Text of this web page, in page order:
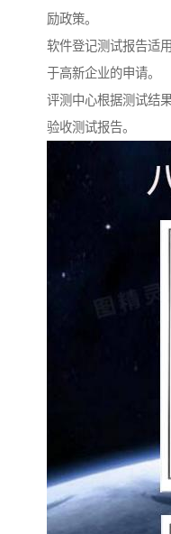
励政策。
软件登记测试报告适
于高新企业的申请。
评测中心根据测试结
验收测试报告。